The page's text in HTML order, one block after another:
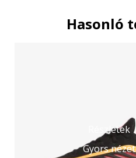
Hasonló
Részletek
Gyors nézet